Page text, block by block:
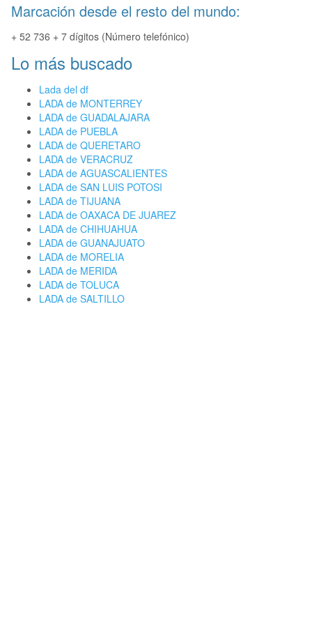
Marcación desde el resto del mundo:
+ 52 736 + 7 dígitos (Número telefónico)
Lo más buscado
Lada del df
LADA de MONTERREY
LADA de GUADALAJARA
LADA de PUEBLA
LADA de QUERETARO
LADA de VERACRUZ
LADA de AGUASCALIENTES
LADA de SAN LUIS POTOSI
LADA de TIJUANA
LADA de OAXACA DE JUAREZ
LADA de CHIHUAHUA
LADA de GUANAJUATO
LADA de MORELIA
LADA de MERIDA
LADA de TOLUCA
LADA de SALTILLO